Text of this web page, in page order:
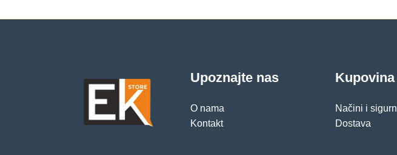
Upoznajte nas
O nama
Kontakt
Kupovina
Načini i
Dostava